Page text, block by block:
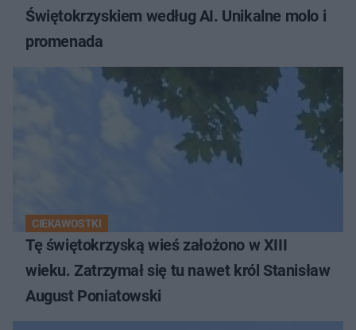
Świętokrzyskiem według AI. Unikalne molo i
promenada
CIEKAWOSTKI
Tę świętokrzyską wieś założono w XIII
wieku. Zatrzymał się tu nawet król Stanisław
August Poniatowski